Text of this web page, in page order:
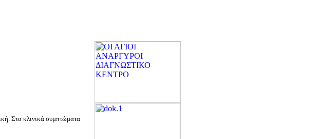
Στα κλινικά συμπτώματα